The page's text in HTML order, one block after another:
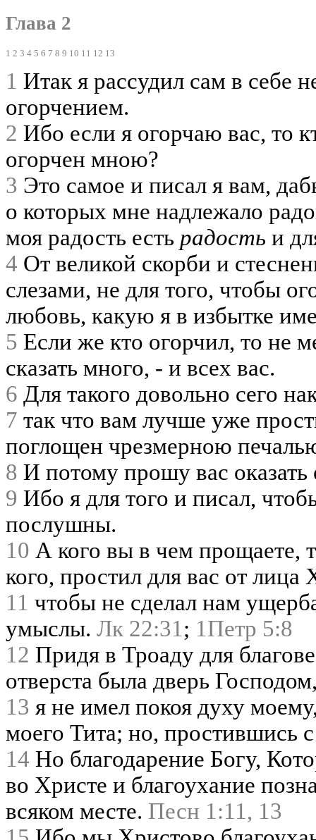
Глава 2
1 2 3 4 5 6 7 8 9 10 11 12 13
1 Итак я рассудил сам в себе
огорчением.
2 Ибо если я огорчаю вас, то
огорчен мною?
3 Это самое и писал я вам,
о которых мне надлежало
моя радость есть радость и
4 От великой скорби и
слезами, не для того, чтобы
любовь, какую я в избытке
5 Если же кто огорчил, то не
сказать много, - и всех вас.
6 Для такого довольно сего
7 так что вам лучше уже
поглощен чрезмерною
8 И потому прошу вас
9 Ибо я для того и писал,
послушны.
10 А кого вы в чем прощаете,
кого, простил для вас от лица
11 чтобы не сделал нам
умыслы. Лк 22:31 ; 1Петр 5:8
12 Придя в Троаду для
отверста была дверь
13 я не имел покоя духу
моего Тита; но,
14 Но благодарение Богу,
во Христе и благоухание
всяком месте. Песн 1:11, 13